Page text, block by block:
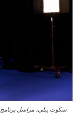
سكوت بيلي، مراسل برنامج 60 دقيقة بتاريخ 25 سبتمبر 2025.